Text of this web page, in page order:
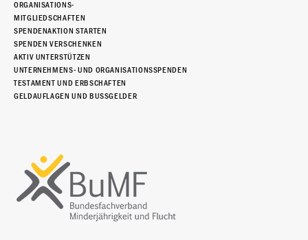
ORGANISATIONS-
MITGLIEDSCHAFTEN
SPENDENAKTION STARTEN
SPENDEN VERSCHENKEN
AKTIV UNTERSTÜTZEN
UNTERNEHMENS- UND ORGANISATIONSSPENDEN
TESTAMENT UND ERBSCHAFTEN
GELDAUFLAGEN UND BUSSGELDER